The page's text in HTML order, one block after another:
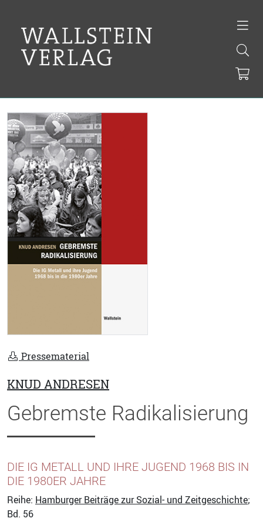
Pressematerial
KNUD ANDRESEN
Gebremste Radikalisierung
DIE IG METALL UND IHRE JUGEND 1968 BIS IN
DIE 1980ER JAHRE
Reihe: Hamburger Beiträge zur Sozial- und Zeitgeschichte;
Bd. 56